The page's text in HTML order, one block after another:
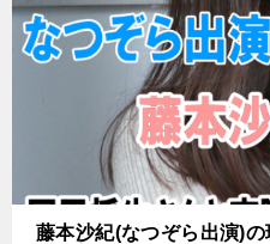
藤本沙紀(なつぞら出演)